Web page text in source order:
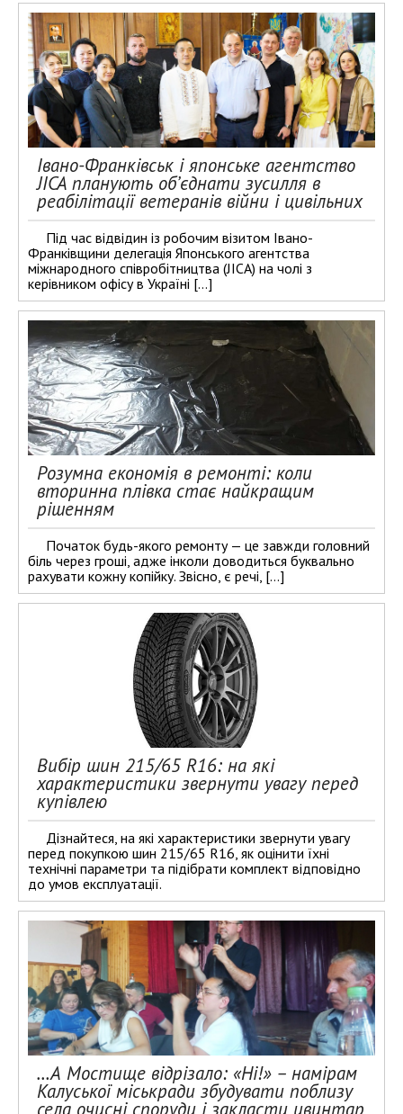
Івано-Франківськ і японське агентство
JICA планують об’єднати зусилля в
реабілітації ветеранів війни і цивільних
Під час відвідин із робочим візитом Івано-
Франківщини делегація Японського агентства
міжнародного співробітництва (JICA) на чолі з
керівником офісу в Україні […]
Розумна економія в ремонті: коли
вторинна плівка стає найкращим
рішенням
Початок будь-якого ремонту — це завжди головний
біль через гроші, адже інколи доводиться буквально
рахувати кожну копійку. Звісно, є речі, […]
Вибір шин 215/65 R16: на які
характеристики звернути увагу перед
купівлею
Дізнайтеся, на які характеристики звернути увагу
перед покупкою шин 215/65 R16, як оцінити їхні
технічні параметри та підібрати комплект відповідно
до умов експлуатації.
…А Мостище відрізало: «Ні!» – намірам
Калуської міськради збудувати поблизу
села очисні споруди і закласти цвинтар